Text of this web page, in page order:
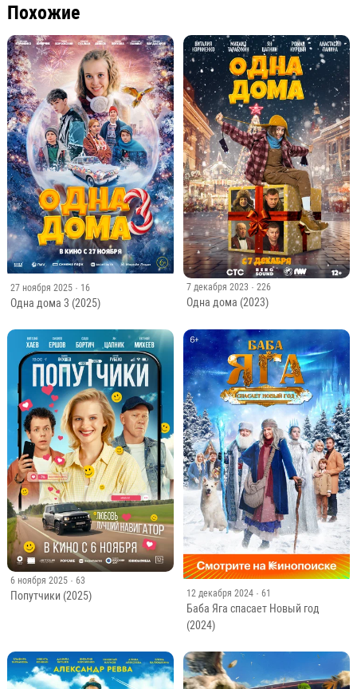
Похожие
27 ноября 2025 · 16
Одна дома 3 (2025)
7 декабря 2023 · 226
Одна дома (2023)
6 ноября 2025 · 63
Попутчики (2025) 12 декабря 2024 · 61
Баба Яга спасает Новый год
(2024)